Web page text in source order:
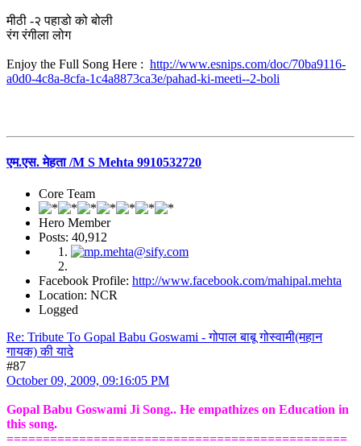
मीठी -२ पहाडो को बोली
रंग रंगीला लोग
Enjoy the Full Song Here : http://www.esnips.com/doc/70ba9116-
a0d0-4c8a-8cfa-1c4a8873ca3e/pahad-ki-meeti--2-boli
एम.एस. मेहता /M S Mehta 9910532720
Core Team
Hero Member
Posts: 40,912
Facebook Profile: http://www.facebook.com/mahipal.mehta
Location: NCR
Logged
Re: Tribute To Gopal Babu Goswami - गोपाल बाबू गोस्वामी(महान
गायक) की यादे
#87
October 09, 2009, 09:16:05 PM
Gopal Babu Goswami Ji Song.. He empathizes on Education in
this song.
===============================================